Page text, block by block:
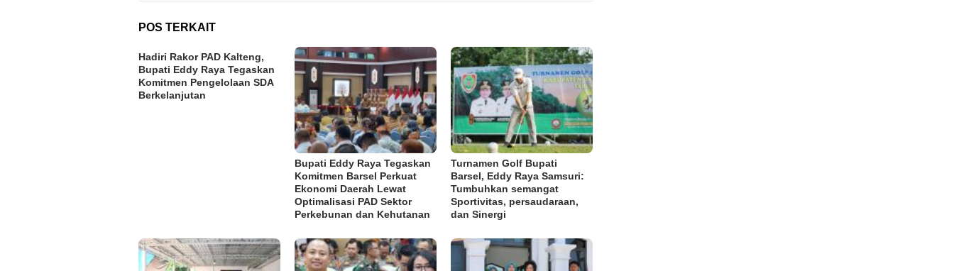
POS TERKAIT
Hadiri Rakor PAD Kalteng,
Bupati Eddy Raya Tegaskan
Komitmen Pengelolaan SDA
Berkelanjutan
Bupati Eddy Raya Tegaskan
Komitmen Barsel Perkuat
Ekonomi Daerah Lewat
Optimalisasi PAD Sektor
Perkebunan dan Kehutanan
Turnamen Golf Bupati
Barsel, Eddy Raya Samsuri:
Tumbuhkan semangat
Sportivitas, persaudaraan,
dan Sinergi